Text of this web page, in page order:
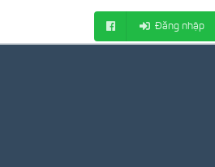
Đăng nhập